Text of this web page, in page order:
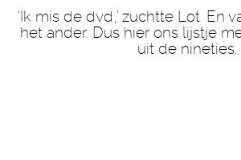
‘Ik mis de dvd,’ zuchtte Lot. En
het ander. Dus hier ons lijstje
uit de nineties.